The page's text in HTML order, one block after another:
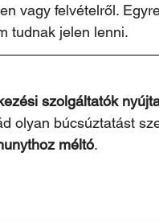
vagy felvételről.
tudnak jelen lenni.
szolgáltatók
olyan búcsúztatást
méltó.